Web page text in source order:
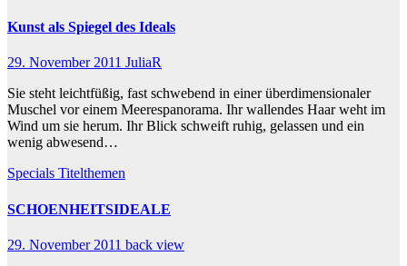
Kunst als Spiegel des Ideals
29. November 2011 JuliaR
Sie steht leichtfüßig, fast schwebend in einer überdimensionaler
Muschel vor einem Meerespanorama. Ihr wallendes Haar weht im
Wind um sie herum. Ihr Blick schweift ruhig, gelassen und ein
wenig abwesend…
Specials Titelthemen
SCHOENHEITSIDEALE
29. November 2011 back view